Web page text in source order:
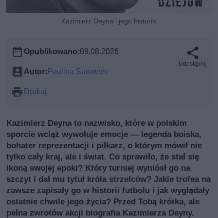
Kazimierz Deyna i jego historia
Opublikowano:09.08.2026
Autor:Paulina Surowiec
Drukuj
Udostępnij
Kazimierz Deyna to nazwisko, które w polskim
sporcie wciąż wywołuje emocje — legenda boiska,
bohater reprezentacji i piłkarz, o którym mówił nie
tylko cały kraj, ale i świat. Co sprawiło, że stał się
ikoną swojej epoki? Który turniej wyniósł go na
szczyt i dał mu tytuł króla strzelców? Jakie trofea na
zawsze zapisały go w historii futbolu i jak wyglądały
ostatnie chwile jego życia? Przed Tobą krótka, ale
pełna zwrotów akcji biografia Kazimierza Deyny.